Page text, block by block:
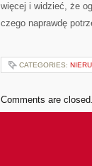
więcej i widzieć, że
czego naprawdę
CATEGORIES:
Comments are closed.